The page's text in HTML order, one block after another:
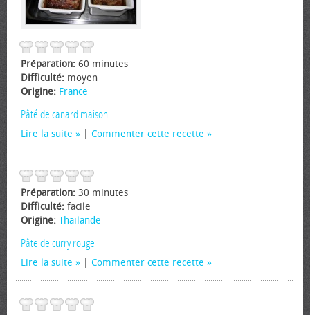
Préparation: 60 minutes
Difficulté: moyen
Origine: France
Pâté de canard maison
Lire la suite Commenter cette recette
Préparation: 30 minutes
Difficulté: facile
Origine: Thaïlande
Pâte de curry rouge
Lire la suite Commenter cette recette